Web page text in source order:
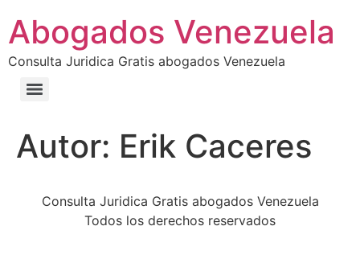
Abogados Venezuela
Consulta Juridica Gratis abogados Venezuela
Autor: Erik Caceres
Consulta Juridica Gratis abogados Venezuela
Todos los derechos reservados